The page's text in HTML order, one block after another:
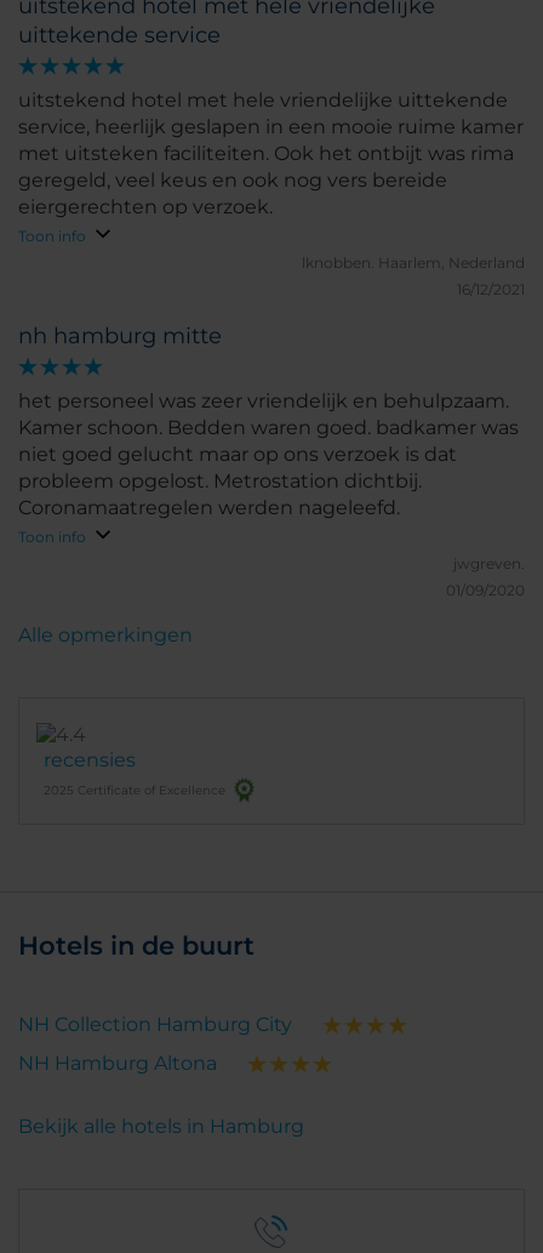
uitstekend hotel met hele vriendelijke
uittekende service
uitstekend hotel met hele vriendelijke uittekende
service, heerlijk geslapen in een mooie ruime kamer
met uitsteken faciliteiten. Ook het ontbijt was rima
geregeld, veel keus en ook nog vers bereide
eiergerechten op verzoek.
Toon info
lknobben. Haarlem, Nederland
16/12/2021
nh hamburg mitte
het personeel was zeer vriendelijk en behulpzaam.
Kamer schoon. Bedden waren goed. badkamer was
niet goed gelucht maar op ons verzoek is dat
probleem opgelost. Metrostation dichtbij.
Coronamaatregelen werden nageleefd.
Toon info
jwgreven.
01/09/2020
recensies
2025 Certificate of Excellence
Alle opmerkingen
Hotels in de buurt
NH Collection Hamburg City
NH Hamburg Altona
Bekijk alle hotels in Hamburg